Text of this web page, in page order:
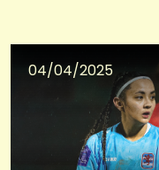
04/04/2025